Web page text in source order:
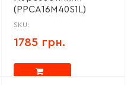
(PPCA16M40S1L)
SKU:
1785 грн.